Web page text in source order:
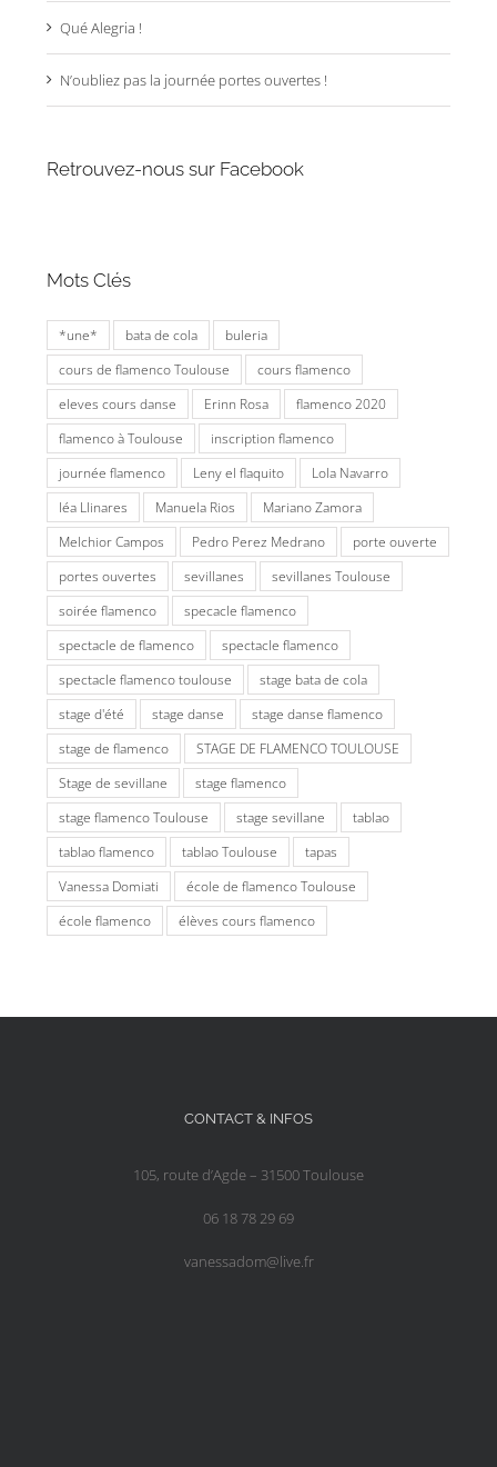
Qué Alegria !
N’oubliez pas la journée portes ouvertes !
Retrouvez-nous sur Facebook
Mots Clés
*une* bata de cola
buleria
cours de flamenco Toulouse
cours flamenco
eleves cours danse
Erinn Rosa
flamenco 2020
flamenco à Toulouse
inscription flamenco
journée flamenco
Leny el flaquito
Lola Navarro
léa Llinares
Manuela Rios
Mariano Zamora
Melchior Campos
Pedro Perez Medrano
porte ouverte
portes ouvertes
sevillanes
sevillanes Toulouse
soirée flamenco
specacle flamenco
spectacle de flamenco
spectacle flamenco
spectacle flamenco toulouse
stage bata de cola
stage d'été
stage danse
stage danse flamenco
stage de flamenco
STAGE DE FLAMENCO TOULOUSE
Stage de sevillane
stage flamenco
stage flamenco Toulouse
stage sevillane
tablao
tablao flamenco
tablao Toulouse
tapas
Vanessa Domiati
école de flamenco Toulouse
école flamenco
élèves cours flamenco
CONTACT & INFOS
105, route d’Agde – 31500 Toulouse
06 18 78 29 69
vanessadom@live.fr